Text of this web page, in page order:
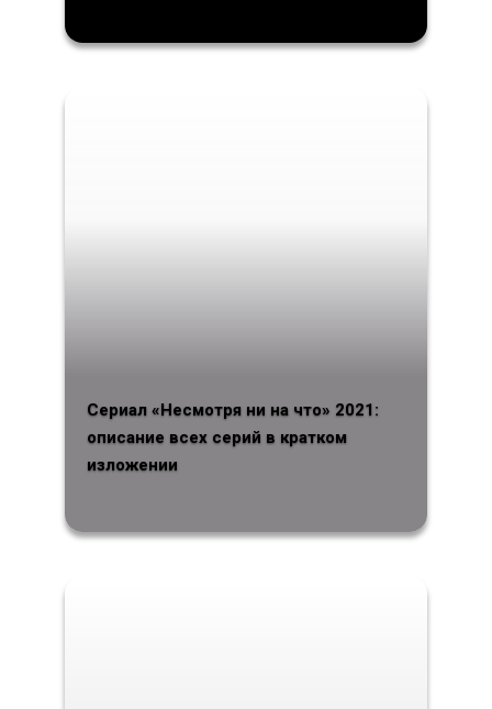
Сериал «Несмотря ни на что» 2021:
описание всех серий в кратком
изложении